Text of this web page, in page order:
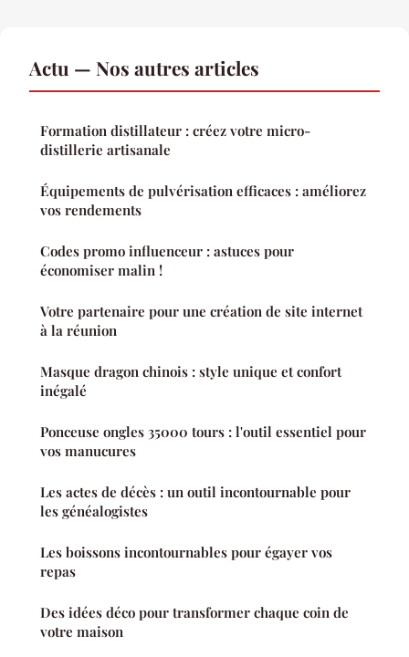
Actu — Nos autres articles
Formation distillateur : créez votre micro-
distillerie artisanale
Équipements de pulvérisation efficaces : améliorez
vos rendements
Codes promo influenceur : astuces pour
économiser malin !
Votre partenaire pour une création de site internet
à la réunion
Masque dragon chinois : style unique et confort
inégalé
Ponceuse ongles 35000 tours : l'outil essentiel pour
vos manucures
Les actes de décès : un outil incontournable pour
les généalogistes
Les boissons incontournables pour égayer vos
repas
Des idées déco pour transformer chaque coin de
votre maison